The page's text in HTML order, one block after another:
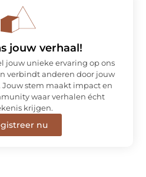
jouw verhaal!
jouw unieke ervaring op ons
verbindt anderen door jouw
Jouw stem maakt impact en
waar verhalen écht
krijgen.
nu